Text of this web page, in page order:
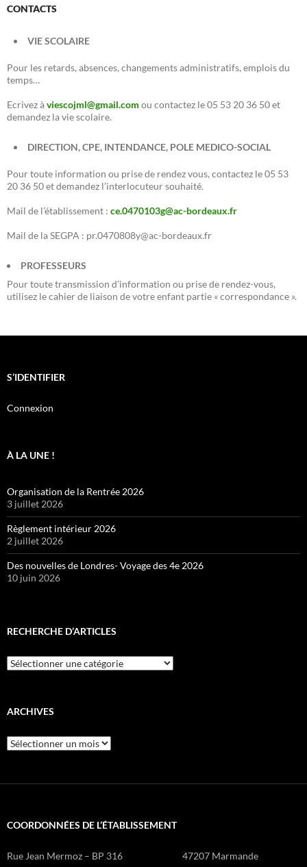
CONTACTS
VIE SCOLAIRE
Pour les retards, absences, changements administratifs, emplois du
temps…
Ecrivez àviescojml@gmail.com ou contactez le 05 53 20 36 50 et
demandez la vie scolaire.
DIRECTION, CPE, INTENDANCE, POLE MEDICO-SOCIAL
Pour toute information ou prise de rendez vous, contactez le 05 53
20 36 50 et demandez l’interlocuteur souhaité.
Mail de l’établissement : ce.0470103g@ac-bordeaux.fr
Mail de la SEGPA : pr.0470808y@ac-bordeaux.fr
PROFESSEURS
Pour toute transmission d’information ou prise de rendez-vous,
utilisez le cahier de liaison de votre enfant partie « correspondance ».
S’IDENTIFIER
Connexion
À LA UNE !
Organisation de la Rentrée 2026
3 juillet 2026
Règlement intérieur 2026
2 juillet 2026
Des nouvelles de Londres- Voyage des 4e 2026
10 juin 2026
RECHERCHE D’ARTICLES
Recherche
d’articles
ARCHIVES
Archives
COORDONNÉES DE L’ÉTABLISSEMENT
Rue Jean Mermoz – BP 316 47207 Marmande